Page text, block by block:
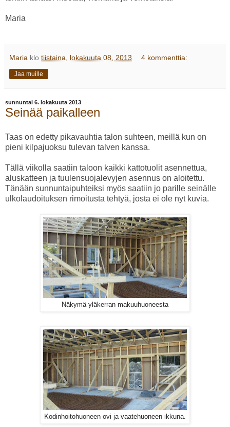
Maria
Maria klo tiistaina, lokakuuta 08, 2013 4 kommenttia:
Jaa muille
sunnuntai 6. lokakuuta 2013
Seinää paikalleen
Taas on edetty pikavauhtia talon suhteen, meillä kun on
pieni kilpajuoksu tulevan talven kanssa.
Tällä viikolla saatiin taloon kaikki kattotuolit asennettua,
aluskatteen ja tuulensuojalevyjen asennus on aloitettu.
Tänään sunnuntaipuhteiksi myös saatiin jo parille seinälle
ulkolaudoituksen rimoitusta tehtyä, josta ei ole nyt kuvia.
Näkymä yläkerran makuuhuoneesta
Kodinhoitohuoneen ovi ja vaatehuoneen ikkuna.